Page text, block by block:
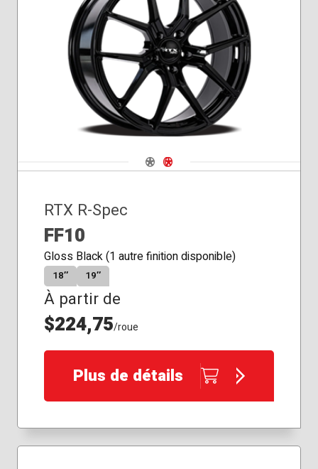
Siège
conique
Navigate 1
Navigate 2
RTX R-Spec
FF10
Gloss Black (1 autre finition disponible)
18″ 19″
À partir de
$224,75/roue
Plus de détails